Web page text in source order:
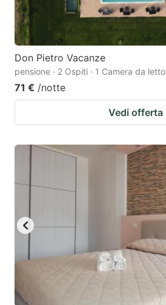
Don Pietro Vacanze
pensione · 2 Ospiti · 1 Camera da letto
71 € /notte
Vedi offerta